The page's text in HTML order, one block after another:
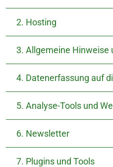
2. Hosting
3. Allgemeine
4. Datenerfassung auf
5. Analyse-Tools und
6. Newsletter
7. Plugins und Tools